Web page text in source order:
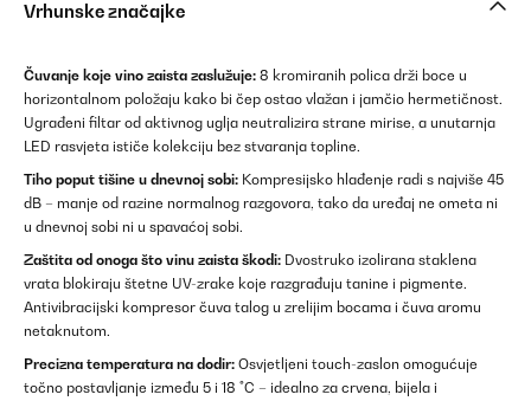
Vrhunske značajke
Čuvanje koje vino zaista zaslužuje: 8 kromiranih polica drži boce u
horizontalnom položaju kako bi čep ostao vlažan i jamčio hermetičnost.
Ugrađeni filtar od aktivnog uglja neutralizira strane mirise, a unutarnja
LED rasvjeta ističe kolekciju bez stvaranja topline.
Tiho poput tišine u dnevnoj sobi: Kompresijsko hlađenje radi s najviše 45
dB – manje od razine normalnog razgovora, tako da uređaj ne ometa ni
u dnevnoj sobi ni u spavaćoj sobi.
Zaštita od onoga što vinu zaista škodi: Dvostruko izolirana staklena
vrata blokiraju štetne UV-zrake koje razgrađuju tanine i pigmente.
Antivibracijski kompresor čuva talog u zrelijim bocama i čuva aromu
netaknutom.
Precizna temperatura na dodir: Osvjetljeni touch-zaslon omogućuje
točno postavljanje između 5 i 18 °C – idealno za crvena, bijela i